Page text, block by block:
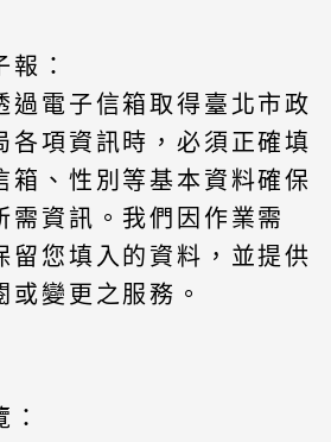
報：
過電子信箱取得臺北市政
各項資訊時，必須正確填
箱、性別等基本資料確保
需資訊。我們因作業需
留您填入的資料，並提供
或變更之服務。